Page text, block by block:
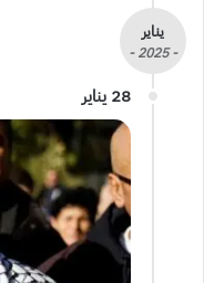
يناير
- 2025 -
28 يناير